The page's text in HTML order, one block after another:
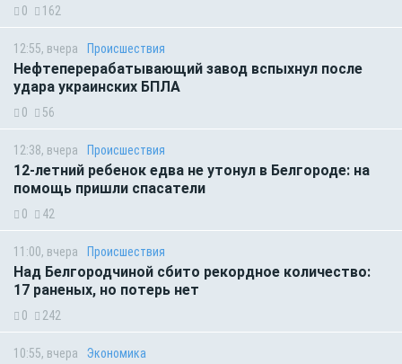
0 162
12:55, вчера Происшествия
Нефтеперерабатывающий завод вспыхнул после
удара украинских БПЛА
0 56
12:38, вчера Происшествия
12-летний ребенок едва не утонул в Белгороде: на
помощь пришли спасатели
0 42
11:00, вчера Происшествия
Над Белгородчиной сбито рекордное количество:
17 раненых, но потерь нет
0 242
10:55, вчера Экономика